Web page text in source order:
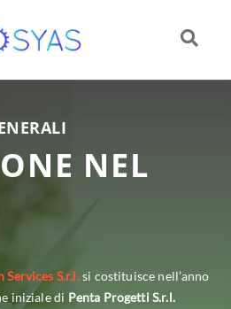
NEL
Services S.r.l.si costituisce nell’anno
iniziale di Penta Progetti S.r.l.